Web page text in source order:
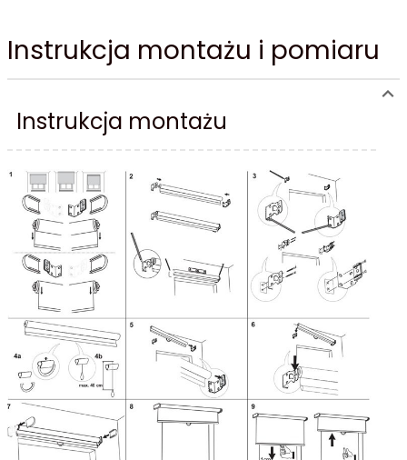
Instrukcja montażu i pomiaru
Instrukcja montażu